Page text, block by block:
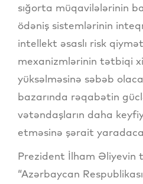
sığorta müqavilələrinin
ödəniş sistemlərinin
intellekt əsaslı risk
mexanizmlərinin tətbiqi
yüksəlməsinə səbəb
bazarında rəqabətin
vətəndaşların daha
etməsinə şərait
Prezident İlham Əliyevin
“Azərbaycan